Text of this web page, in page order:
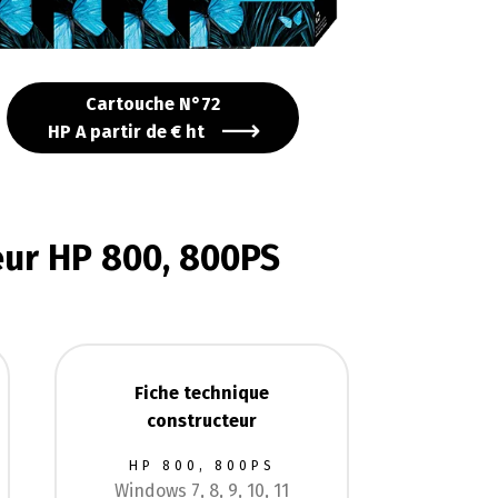
Cartouche N°72
HP A partir de € ht
HP 800, 800PS
Fiche technique
constructeur
HP 800, 800PS
Windows 7, 8, 9, 10, 11